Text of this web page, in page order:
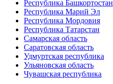
Республика Башкортостан
Республика Марий Эл
Республика Мордовия
Республика Татарстан
Самарская область
Саратовская область
Удмуртская республика
Ульяновская область
Чувашская республика